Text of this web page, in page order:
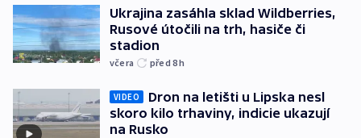
Ukrajina zasáhla sklad Wildberries,
Rusové útočili na trh, hasiče či
stadion
včera před 8h
VIDEO
Dron na letišti u Lipska nesl
skoro kilo trhaviny, indicie ukazují
na Rusko